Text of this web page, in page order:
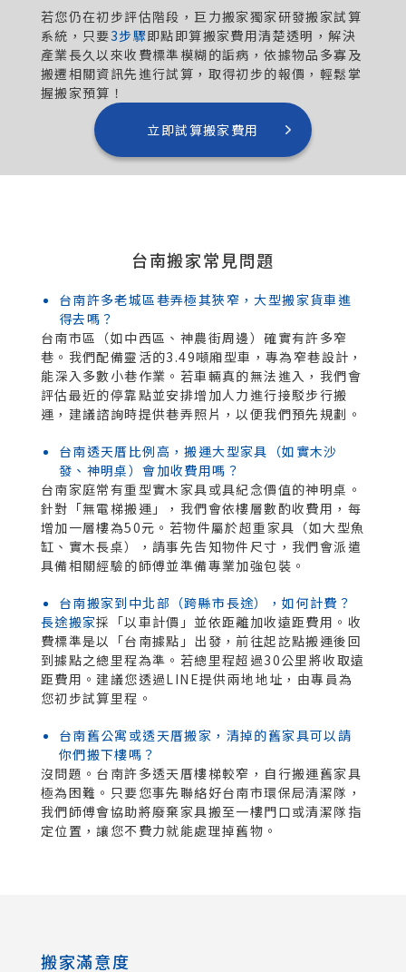
若您仍在初步評估階段，巨力搬家獨家研發搬家試算
系統，只要3步驟即點即算搬家費用清楚透明，解決
產業長久以來收費標準模糊的詬病，依據物品多寡及
搬遷相關資訊先進行試算，取得初步的報價，輕鬆掌
握搬家預算！
立即試算搬家費用
台南搬家常見問題
台南許多老城區巷弄極其狹窄，大型搬家貨車進
得去嗎？
台南市區（如中西區、神農街周邊）確實有許多窄
巷。我們配備靈活的3.49噸廂型車，專為窄巷設計，
能深入多數小巷作業。若車輛真的無法進入，我們會
評估最近的停靠點並安排增加人力進行接駁步行搬
運，建議諮詢時提供巷弄照片，以便我們預先規劃。
台南透天厝比例高，搬運大型家具（如實木沙
發、神明桌）會加收費用嗎？
台南家庭常有重型實木家具或具紀念價值的神明桌。
針對「無電梯搬運」，我們會依樓層數酌收費用，每
增加一層樓為50元。若物件屬於超重家具（如大型魚
缸、實木長桌），請事先告知物件尺寸，我們會派遣
具備相關經驗的師傅並準備專業加強包裝。
台南搬家到中北部（跨縣市長途），如何計費？
長途搬家採「以車計價」並依距離加收遠距費用。收
費標準是以「台南據點」出發，前往起訖點搬運後回
到據點之總里程為準。若總里程超過30公里將收取遠
距費用。建議您透過LINE提供兩地地址，由專員為
您初步試算里程。
台南舊公寓或透天厝搬家，清掉的舊家具可以請
你們搬下樓嗎？
沒問題。台南許多透天厝樓梯較窄，自行搬運舊家具
極為困難。只要您事先聯絡好台南市環保局清潔隊，
我們師傅會協助將廢棄家具搬至一樓門口或清潔隊指
定位置，讓您不費力就能處理掉舊物。
搬家滿意度